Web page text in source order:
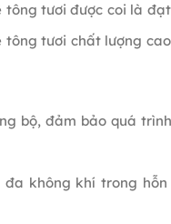
tông tươi được coi là
tươi chất lượng
bộ, đảm bảo quá
không khí trong hỗn